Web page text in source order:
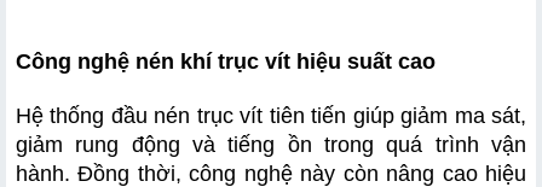
Công nghệ nén khí trục vít hiệu suất cao
Hệ thống đầu nén trục vít tiên tiến giúp giảm ma sát,
giảm rung động và tiếng ồn trong quá trình vận
hành. Đồng thời, công nghệ này còn nâng cao hiệu